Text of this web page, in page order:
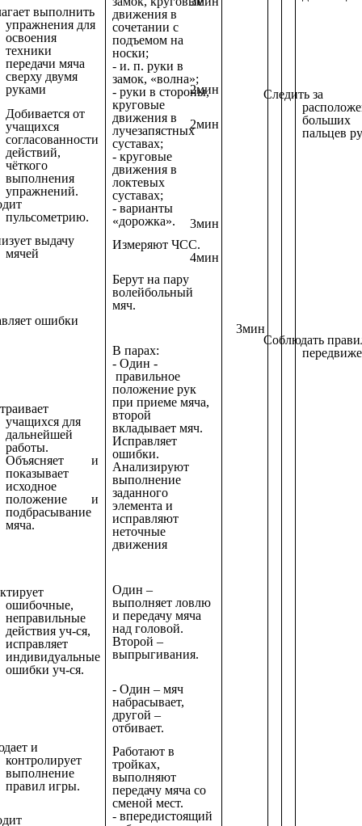
выполнить
упражнения для
освоения
техники
передачи мяча
сверху двумя
руками
Добивается от
учащихся
согласованности
действий,
чёткого
выполнения
упражнений.
пульсометрию.
выдачу
мячей
ошибки
учащихся для
дальнейшей
работы.
Объясняет и
показывает
исходное
положение и
подбрасывание
мяча.
ошибочные,
неправильные
действия уч-ся,
исправляет
индивидуальные
ошибки уч-ся.
и
контролирует
выполнение
правил игры.
движения в
сочетании с
подъемом на
носки;
- и. п. руки в
замок, «волна»;
- руки в стороны,
круговые
движения в
лучезапястных
суставах;
- круговые
движения в
локтевых
суставах;
- варианты
«дорожка».
Измеряют ЧСС.
Берут на пару
волейбольный
мяч.
В парах:
- Один -
правильное
положение рук
при приеме мяча,
второй
вкладывает мяч.
Исправляет
ошибки.
Анализируют
выполнение
заданного
элемента и
исправляют
неточные
движения
Один –
выполняет ловлю
и передачу мяча
над головой.
Второй –
выпрыгивания.
- Один – мяч
набрасывает,
другой –
отбивает.
Работают в
тройках,
выполняют
передачу мяча со
сменой мест.
- впередистоящий
2мин
2мин
3мин
4мин
3мин
Следить за
больших
пальцев
Соблюдать